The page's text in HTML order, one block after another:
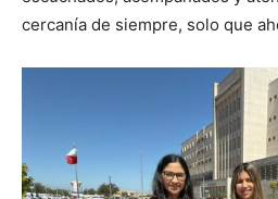
cercanía de siempre, solo que